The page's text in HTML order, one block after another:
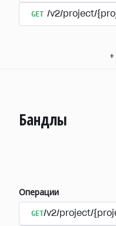
GET /v2/project/
+
Бандлы
Операции
GET/v2/project/